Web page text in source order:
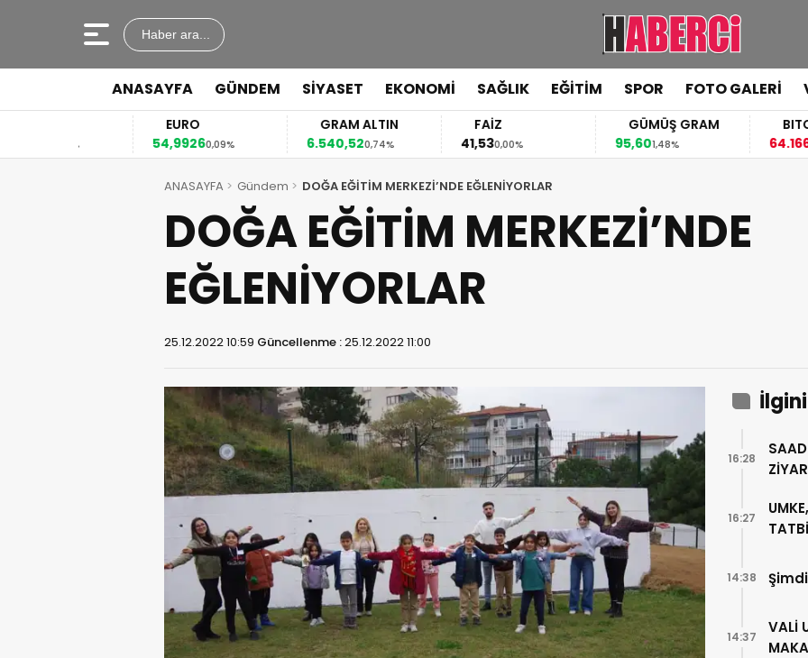
Haber ara...
ANASAYFA GÜNDEM SİYASET EKONOMİ SAĞLIK EĞİTİM SPOR FOTO GALERİ
EURO
54,99260,09%
GRAM ALTIN
6.540,520,74%
FAİZ
41,53
0,00%
GÜMÜŞ GRAM
95,60
1,48%
BITCOIN
64.166,00-
ANASAYFA Gündem DOĞA EĞİTİM MERKEZİ’NDE EĞLENİYORLAR
DOĞA EĞİTİM MERKEZİ’NDE
EĞLENİYORLAR
25.12.2022 10:59 Güncellenme :25.12.2022 11:00
16:28
16:27
14:38
VALİ
14:37